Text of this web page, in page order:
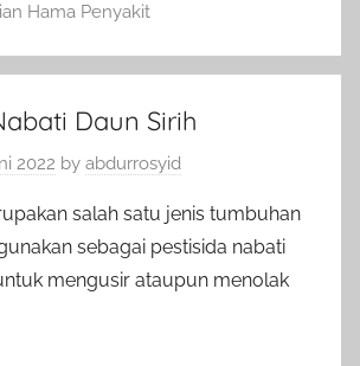
Hama Penyakit
Daun Sirih
2022 by abdurrosyid
salah satu jenis tumbuhan
sebagai pestisida nabati
mengusir ataupun menolak